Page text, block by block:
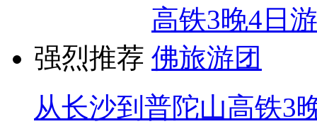
强烈推荐
从长沙到普陀山高铁3